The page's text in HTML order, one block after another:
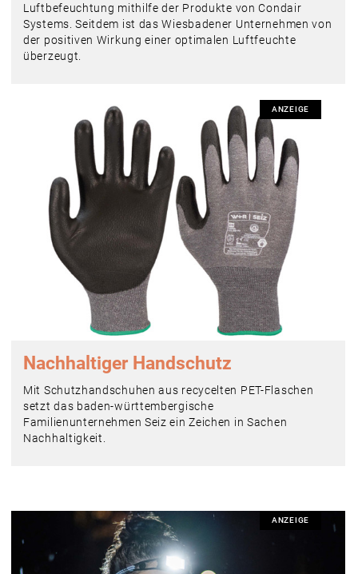
Luftbefeuchtung mithilfe der Produkte von Condair
Systems. Seitdem ist das Wiesbadener Unternehmen von
der positiven Wirkung einer optimalen Luftfeuchte
überzeugt.
ANZEIGE
Nachhaltiger Handschutz
Mit Schutzhandschuhen aus recycelten PET-Flaschen
setzt das baden-württembergische
Familienunternehmen Seiz ein Zeichen in Sachen
Nachhaltigkeit.
ANZEIGE